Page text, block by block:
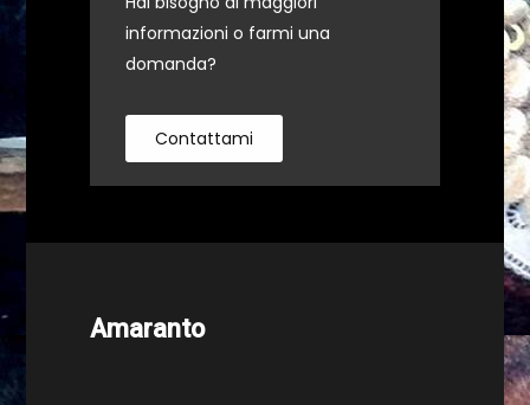
informazioni o farmi una
domanda?
Contattami
Amaranto